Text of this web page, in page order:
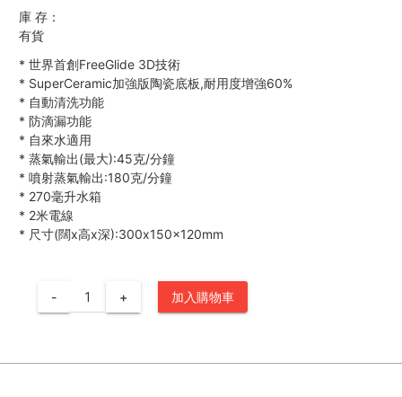
庫 存：
有貨
* 世界首創FreeGlide 3D技術
* SuperCeramic加強版陶瓷底板,耐用度增強60%
* 自動清洗功能
* 防滴漏功能
* 自來水適用
* 蒸氣輸出(最大):45克/分鐘
* 噴射蒸氣輸出:180克/分鐘
* 270毫升水箱
* 2米電線
* 尺寸(闊x高x深):300x150x120mm
- + 加入購物車